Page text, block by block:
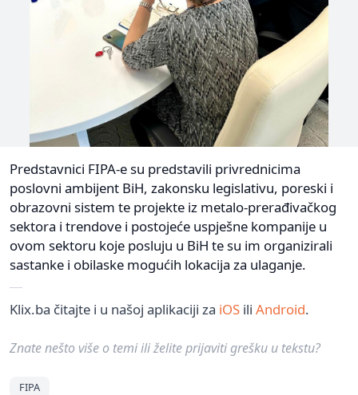
Predstavnici FIPA-e su predstavili privrednicima
poslovni ambijent BiH, zakonsku legislativu, poreski i
obrazovni sistem te projekte iz metalo-prerađivačkog
sektora i trendove i postojeće uspješne kompanije u
ovom sektoru koje posluju u BiH te su im organizirali
sastanke i obilaske mogućih lokacija za ulaganje.
Klix.ba čitajte i u našoj aplikaciji za iOS ili Android.
Znate nešto više o temi ili želite prijaviti grešku u tekstu?
FIPA